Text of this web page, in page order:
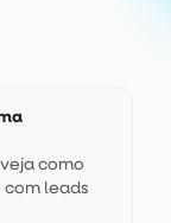
como
leads